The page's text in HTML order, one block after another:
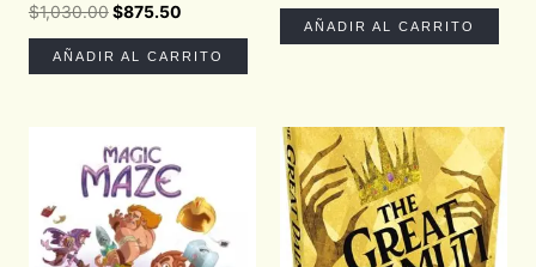
$1,030.00$875.50
AÑADIR AL CARRITO
AÑADIR AL CARRITO